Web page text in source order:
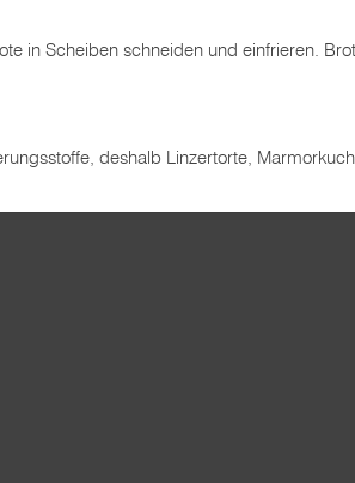
in Scheiben schneiden und einfrieren.
deshalb Linzertorte,